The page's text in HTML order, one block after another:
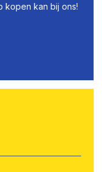
kopen kan bij ons!